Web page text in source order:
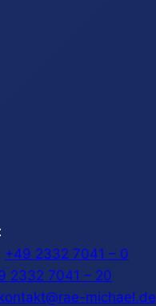
+49 2332 7041 – 0
2332 7041 – 20
michael.de